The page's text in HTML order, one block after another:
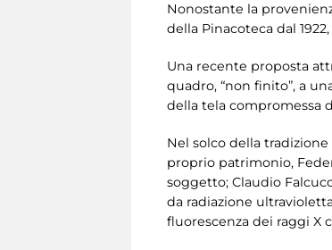
Nonostante la
della Pinacoteca dal
Una recente proposta
quadro, “non finito”, a
della tela compromessa
Nel solco della
proprio patrimonio,
soggetto; Claudio
da radiazione
fluorescenza dei raggi X